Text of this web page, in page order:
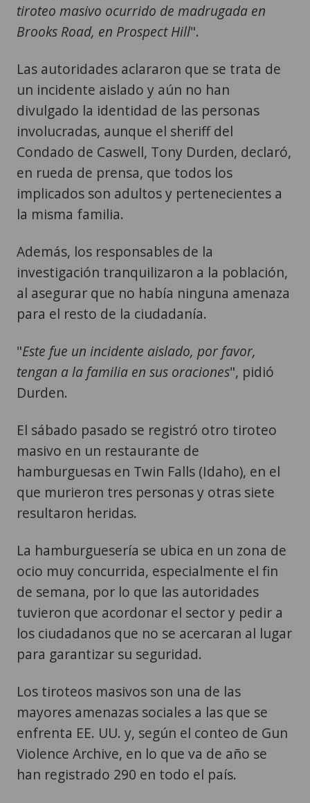
tiroteo masivo ocurrido de madrugada en
Brooks Road, en Prospect Hill".
Las autoridades aclararon que se trata de
un incidente aislado y aún no han
divulgado la identidad de las personas
involucradas, aunque el sheriff del
Condado de Caswell, Tony Durden, declaró,
en rueda de prensa, que todos los
implicados son adultos y pertenecientes a
la misma familia.
Además, los responsables de la
investigación tranquilizaron a la población,
al asegurar que no había ninguna amenaza
para el resto de la ciudadanía.
"Este fue un incidente aislado, por favor,
tengan a la familia en sus oraciones", pidió
Durden.
El sábado pasado se registró otro tiroteo
masivo en un restaurante de
hamburguesas en Twin Falls (Idaho), en el
que murieron tres personas y otras siete
resultaron heridas.
La hamburguesería se ubica en un zona de
ocio muy concurrida, especialmente el fin
de semana, por lo que las autoridades
tuvieron que acordonar el sector y pedir a
los ciudadanos que no se acercaran al lugar
para garantizar su seguridad.
Los tiroteos masivos son una de las
mayores amenazas sociales a las que se
enfrenta EE. UU. y, según el conteo de Gun
Violence Archive, en lo que va de año se
han registrado 290 en todo el país.